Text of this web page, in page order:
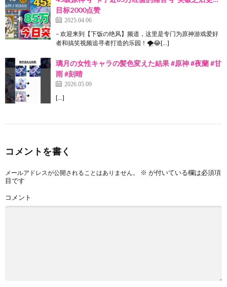
目标2000点赞
2025.04.06
– 欢迎来到【下饭の绝风】频道，这里是专门为原神游戏爱好
者和搞笑视频追寻者打造的乐园！🌪️😂[…]
璃月の女性キャラの髪色変えた結果 #原神 #夜蘭 #甘
雨 #刻晴
2026.05.09
[…]
コメントを書く
メールアドレスが公開されることはありません。 ※ が付いている欄は必須項
目です
コメント